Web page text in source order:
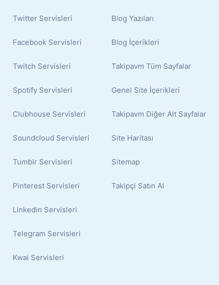
Twitter Servisleri
Facebook Servisleri
Twitch Servisleri
Spotify Servisleri
Clubhouse Servisleri
Soundcloud Servisleri
Tumblr Servisleri
Pinterest Servisleri
Linkedin Servisleri
Telegram Servisleri
Kwai Servisleri
Blog Yazıları
Blog İçerikleri
Takipavm Tüm Sayfalar
Genel Site İçerikleri
Takipavm Diğer Alt Sayfalar
Site Haritası
Sitemap
Takipçi Satın Al